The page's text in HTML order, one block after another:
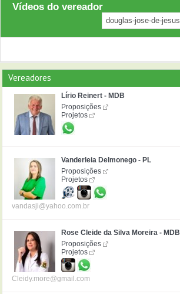
Vídeos do vereador
Vereadores
Lírio Reinert - MDB
Proposições
Projetos
Vanderleia Delmonego - PL
Proposições
Projetos
vandasji@yahoo.com.br
Rose Cleide da Silva Moreira - MDB
Proposições
Projetos
Cleidy.more@gmail.com